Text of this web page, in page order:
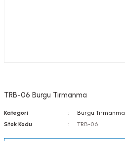
TRB-06 Burgu Tırmanma
Kategori Burgu Tırmanma
Stok Kodu
TRB-06